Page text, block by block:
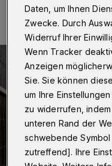
Daten, um Ihnen
Zwecke. Durch
Widerruf Ihrer
Wenn Tracker
Anzeigen
Sie. Sie können
um Ihre
zu widerrufen,
unteren Rand der
schwebende
zutreffend]. Ihre